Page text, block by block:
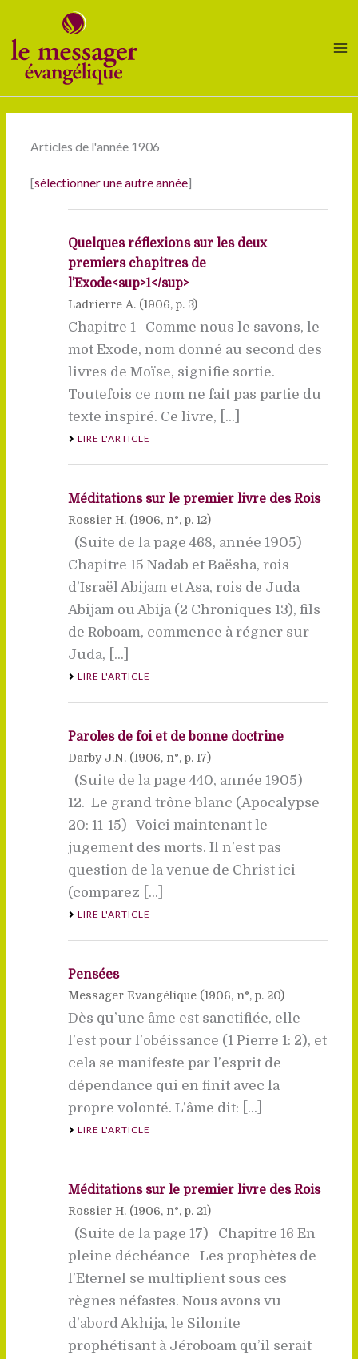
contenu
Articles de l'année 1906
[sélectionner une autre année]
Quelques réflexions sur les deux
premiers chapitres de
l’Exode<sup>1</sup>
Ladrierre A. (1906, p. 3)
Chapitre 1 Comme nous le savons, le
mot Exode, nom donné au second des
livres de Moïse, signifie sortie.
Toutefois ce nom ne fait pas partie du
texte inspiré. Ce livre, [...]
LIRE L'ARTICLE
Méditations sur le premier livre des Rois
Rossier H. (1906, n°, p. 12)
(Suite de la page 468, année 1905)
Chapitre 15 Nadab et Baësha, rois
d’Israël Abijam et Asa, rois de Juda
Abijam ou Abija (2 Chroniques 13), fils
de Roboam, commence à régner sur
Juda, [...]
LIRE L'ARTICLE
Paroles de foi et de bonne doctrine
Darby J.N. (1906, n°, p. 17)
(Suite de la page 440, année 1905)
12. Le grand trône blanc (Apocalypse
20: 11-15) Voici maintenant le
jugement des morts. Il n’est pas
question de la venue de Christ ici
(comparez [...]
LIRE L'ARTICLE
Pensées
Messager Evangélique (1906, n°, p. 20)
Dès qu’une âme est sanctifiée, elle
l’est pour l’obéissance (1 Pierre 1: 2), et
cela se manifeste par l’esprit de
dépendance qui en finit avec la
propre volonté. L’âme dit: [...]
LIRE L'ARTICLE
Méditations sur le premier livre des Rois
Rossier H. (1906, n°, p. 21)
(Suite de la page 17) Chapitre 16 En
pleine déchéance Les prophètes de
l’Eternel se multiplient sous ces
règnes néfastes. Nous avons vu
d’abord Akhija, le Silonite
prophétisant à Jéroboam qu’il serait